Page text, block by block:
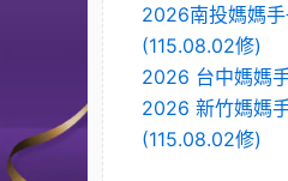
2026南投媽媽
(115.08.02修)
2026 台中媽媽
2026 新竹媽媽
(115.08.02修)